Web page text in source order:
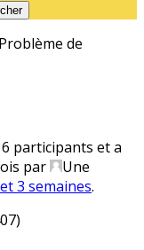
Problème de
participants et a
par
Une
3 semaines.